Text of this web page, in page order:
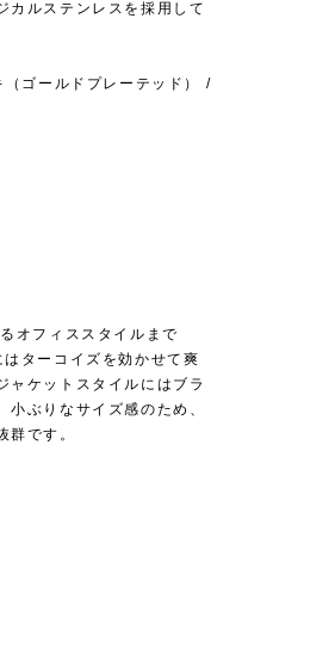
カルステンレスを採用して
ゴールドプレーテッド） /
オフィススタイルまで
ターコイズを効かせて爽
ャケットスタイルにはブラ
ぶりなサイズ感のため、
群です。